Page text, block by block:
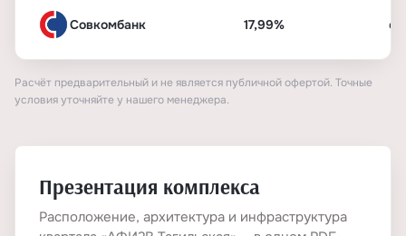
Совкомбанк 17,99%
Расчёт предварительный и не является публичной офертой. Точные
условия уточняйте у нашего менеджера.
Презентация комплекса
Расположение, архитектура и инфраструктура